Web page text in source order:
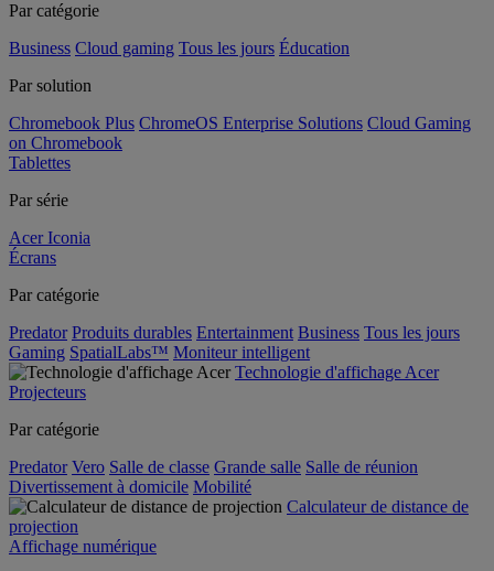
Par catégorie
Business Cloud gaming Tous les jours Éducation
Par solution
Chromebook Plus ChromeOS Enterprise Solutions Cloud Gaming
on Chromebook
Tablettes
Par série
Acer Iconia
Écrans
Par catégorie
Predator Produits durables Entertainment Business Tous les jours
Gaming SpatialLabs™ Moniteur intelligent
Technologie d'affichage Acer
Projecteurs
Par catégorie
Predator Vero Salle de classe Grande salle Salle de réunion
Divertissement à domicile Mobilité
Calculateur de distance de
projection
Affichage numérique